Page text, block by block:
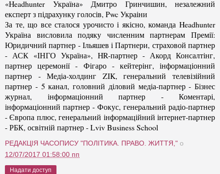
«Headhunter Україна» Дмитро Гринчишин, незалежний
експерт з підрахунку голосів, Pwc Украіни
За те, що все сталося урочисто і якісно, ​​команда Headhunter
Україна висловила подяку численним партнерам Премії:
Юридичний партнер - Ільяшев і Партнери, страховой партнер
- АСК «ІНГО Україна», HR-партнер - Акорд Консалтінг,
партнер церемонії - Фігаро - кейтерінг, інформаціонний
партнер - Медіа-холдинг ZIK, генеральний телевізійний
партнер - 5 канал, головний діловий медіа-партнер - Бізнес
журнал, інформаціонний партнер - Коментарі,
інформаціонний партнер - Фокус, генеральний радіо-партнер
- Європа плюс, генеральний інформаційний інтернет-партнер
- РБК, освітній партнер - Lviv Business School
РЕДАКЦІЯ ЧАСОПИСУ "ПОЛІТИКА. ПРАВО. ЖИТТЯ," о
12/07/2017 01:58:00 пп
Надати доступ